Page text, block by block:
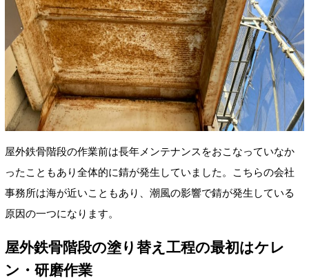
屋外鉄骨階段の作業前は長年メンテナンスをおこなっていなか
ったこともあり全体的に錆が発生していました。こちらの会社
事務所は海が近いこともあり、潮風の影響で錆が発生している
原因の一つになります。
屋外鉄骨階段の塗り替え工程の最初はケレ
ン・研磨作業